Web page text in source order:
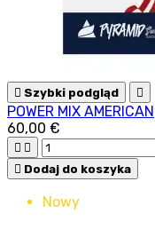
 Szybki podgląd 
POWER MIX AMERICAN
60,00 €
 
 Dodaj do koszyka
Nowy